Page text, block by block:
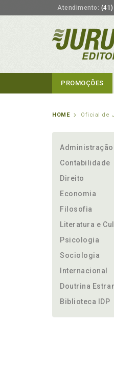
Atendimento:
PROMOÇÕES
HOME Oficial de
Administração
Contabilidade
Direito
Economia
Filosofia
Literatura e
Psicologia
Sociologia
Internacional
Doutrina
Biblioteca IDP